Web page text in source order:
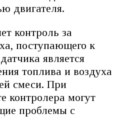
двигателя.
контроль за
поступающего к
является
топлива и воздуха
смеси. При
контролера могут
проблемы с